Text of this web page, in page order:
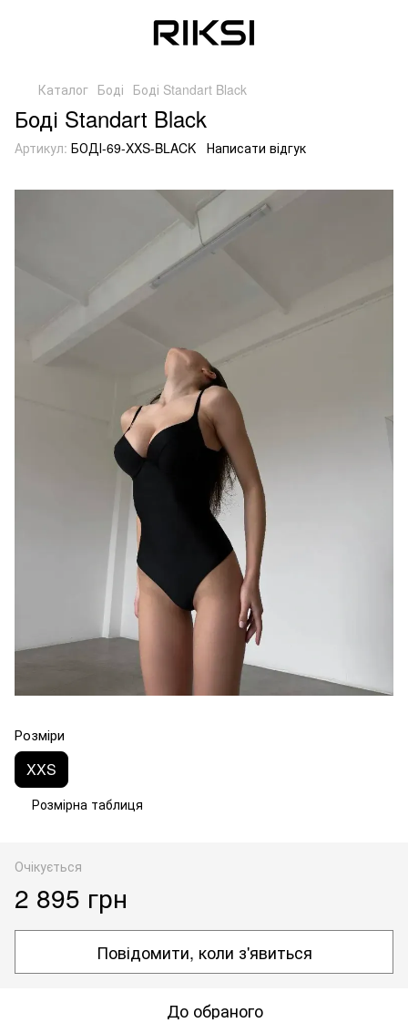
Каталог Боді Боді Standart Black
Боді Standart Black
Артикул: БОДІ-69-XXS-BLACK Написати відгук
Розміри
XXS
Розмірна таблиця
Очікується
2 895 грн
Повідомити, коли з'явиться
До обраного